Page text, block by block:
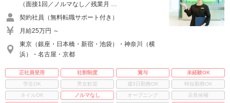
（面接1回／ノルマなし／残業月 …
契約社員（無料転職サポート付き）
月給25万円 ～
東京（銀座・日本橋・新宿・池袋）・神奈川（横
浜）・名古屋・京都
正社員登用 社割制度 賞与
未経験OK
学生OK
男女歓迎 週3日勤務OK
時短勤務OK
ネイルOK
ノルマなし オープニング
店長候補